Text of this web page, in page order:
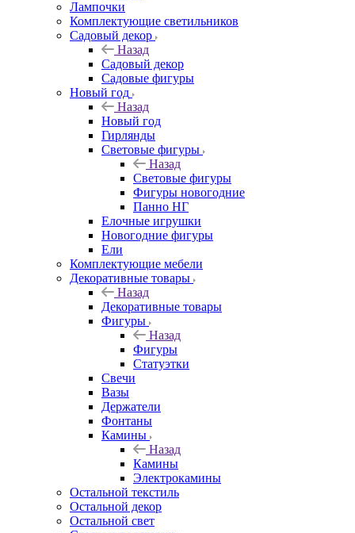
Лампочки
Комплектующие светильников
Садовый декор
Назад
Садовый декор
Садовые фигуры
Новый год
Назад
Новый год
Гирлянды
Световые фигуры
Назад
Световые фигуры
Фигуры новогодние
Панно НГ
Елочные игрушки
Новогодние фигуры
Ели
Комплектующие мебели
Декоративные товары
Назад
Декоративные товары
Фигуры
Назад
Фигуры
Статуэтки
Свечи
Вазы
Держатели
Фонтаны
Камины
Назад
Камины
Электрокамины
Остальной текстиль
Остальной декор
Остальной свет